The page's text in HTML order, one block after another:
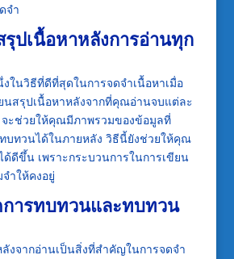
จำ
ปเนื้อหาหลังการอ่านทุก
ในวิธีที่ดีที่สุดในการจดจำเนื้อหาเมื่อ
นสรุปเนื้อหาหลังจากที่คุณอ่านจบแต่ละ
ะช่วยให้คุณมีภาพรวมของข้อมูลที่
บทวนได้ในภายหลัง วิธีนี้ยังช่วยให้คุณ
ด้ดีขึ้น เพราะกระบวนการในการเขียน
ำให้คงอยู่
ารทบทวนและทบทวน
งจากอ่านเป็นสิ่งที่สำคัญในการจดจำ